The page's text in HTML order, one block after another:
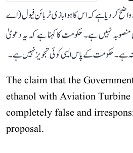
کر دیا ہے کہ اس کا ہوابازی ٹربائن فیول (اے
منصوبہ نہیں ہے۔ حکومت کا کہنا ہے کہ یہ دعویٰ
ہے۔ حکومت کے پاس ایسی کوئی تجویز نہیں ہے۔
The claim that the
ethanol with Aviation
completely false and
proposal.